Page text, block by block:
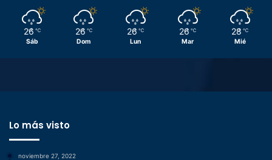
26 ℃
Sáb
26 ℃
Dom
26 ℃
Lun
26 ℃
Mar
28 ℃
Mié
Lo más visto
noviembre 27, 2022